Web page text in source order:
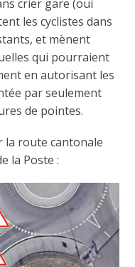
crier gare (oui
les cyclistes dans
et mènent
qui pourraient
en autorisant les
par seulement
de pointes.
la route cantonale
la Poste :